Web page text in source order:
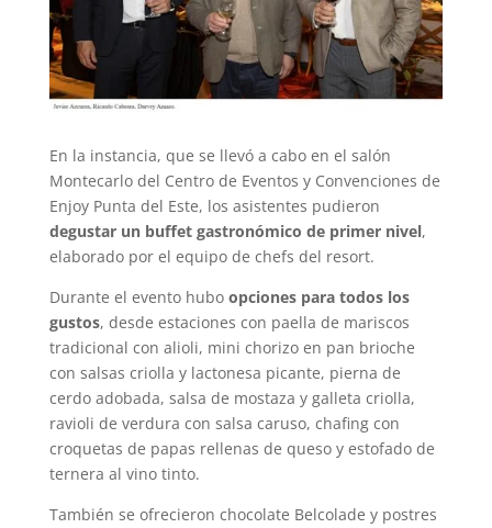
En la instancia, que se llevó a cabo en el salón
Montecarlo del Centro de Eventos y Convenciones de
Enjoy Punta del Este, los asistentes pudieron
degustar un buffet gastronómico de primer nivel,
elaborado por el equipo de chefs del resort.
Durante el evento hubo opciones para todos los
gustos, desde estaciones con paella de mariscos
tradicional con alioli, mini chorizo en pan brioche
con salsas criolla y lactonesa picante, pierna de
cerdo adobada, salsa de mostaza y galleta criolla,
ravioli de verdura con salsa caruso, chafing con
croquetas de papas rellenas de queso y estofado de
ternera al vino tinto.
También se ofrecieron chocolate Belcolade y postres